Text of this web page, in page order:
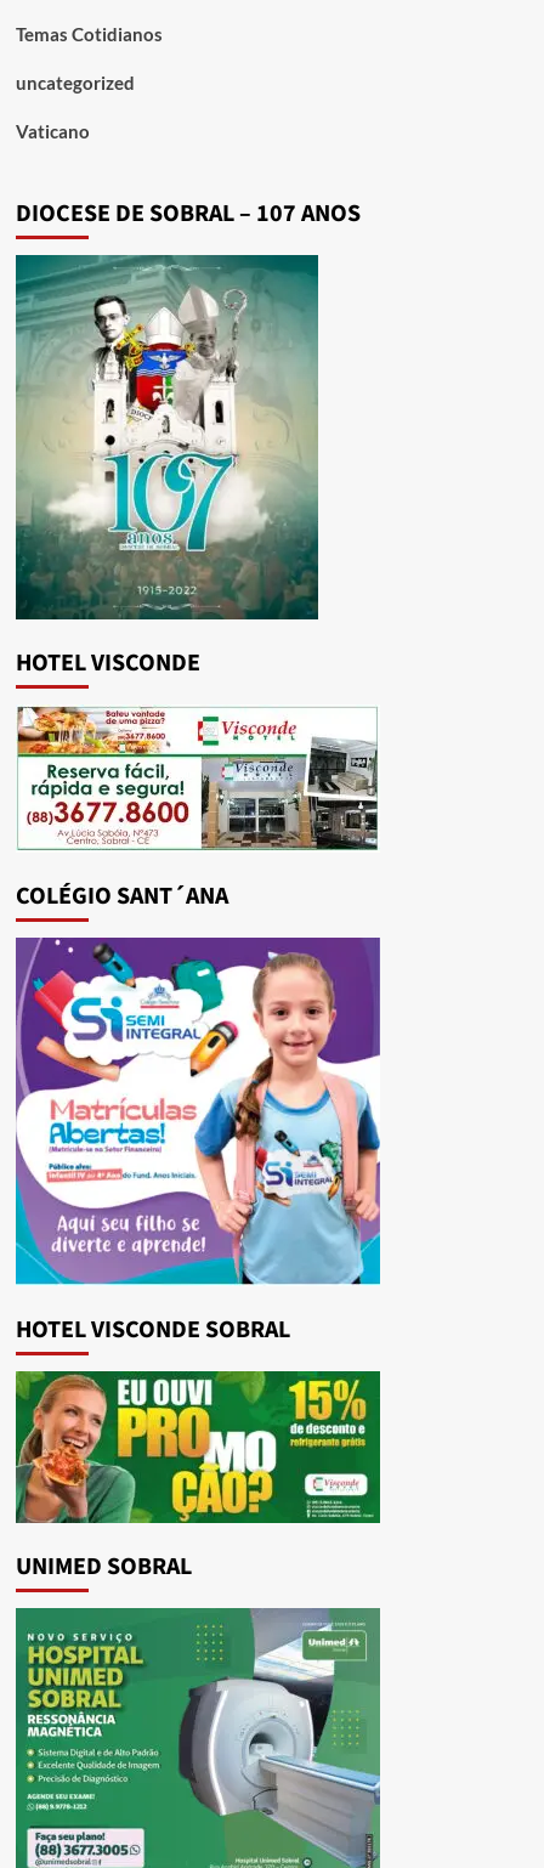
Temas Cotidianos
uncategorized
Vaticano
DIOCESE DE SOBRAL – 107 ANOS
HOTEL VISCONDE
COLÉGIO SANT´ANA
HOTEL VISCONDE SOBRAL
UNIMED SOBRAL